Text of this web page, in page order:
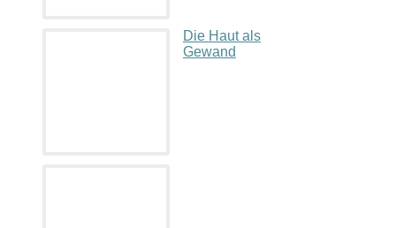
Die Haut als
Gewand